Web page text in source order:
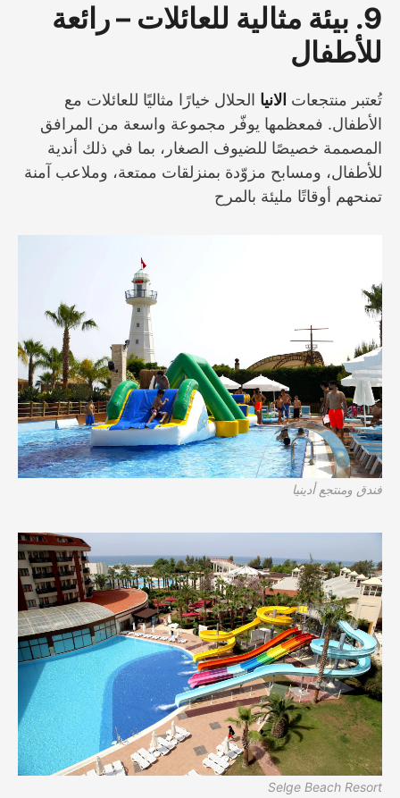
9. بيئة مثالية للعائلات – رائعة
للأطفال
تُعتبر منتجعات الانيا الحلال خيارًا مثاليًا للعائلات مع
الأطفال. فمعظمها يوفّر مجموعة واسعة من المرافق
المصممة خصيصًا للضيوف الصغار، بما في ذلك أندية
للأطفال، ومسابح مزوّدة بمنزلقات ممتعة، وملاعب آمنة
تمنحهم أوقاتًا مليئة بالمرح
فندق ومنتجع أدينيا
Selge Beach Resort